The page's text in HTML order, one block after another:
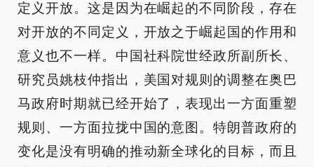
定义开放。这是因为在崛起的不同阶段，存在
对开放的不同定义，开放之于崛起国的作用和
意义也不一样。中国社科院世经政所副所长、
研究员姚枝仲指出，美国对规则的调整在奥巴
马政府时期就已经开始了，表现出一方面重塑
规则、一方面拉拢中国的意图。特朗普政府的
变化是没有明确的推动新全球化的目标，而且